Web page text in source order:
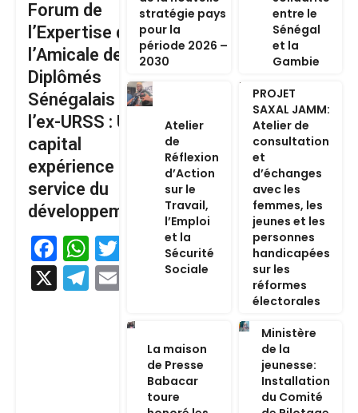
Forum de
l’Expertise de
l’Amicale des
Diplômés
Sénégalais de
l’ex-URSS : Un
capital
expérience au
service du
développement
Facebook
WhatsApp
Twitter
X
Telegram
Email
stratégie pays
pour la
période 2026 –
2030
entre le
Sénégal
et la
Gambie
Atelier
de
Réflexion
d’Action
sur le
Travail,
l’Emploi
et la
Sécurité
Sociale
PROJET
SAXAL JAMM:
Atelier de
consultation
et
d’échanges
avec les
femmes, les
jeunes et les
personnes
handicapées
sur les
réformes
électorales
La maison
de Presse
Babacar
toure
Ministère
de la
jeunesse:
Installation
du Comité